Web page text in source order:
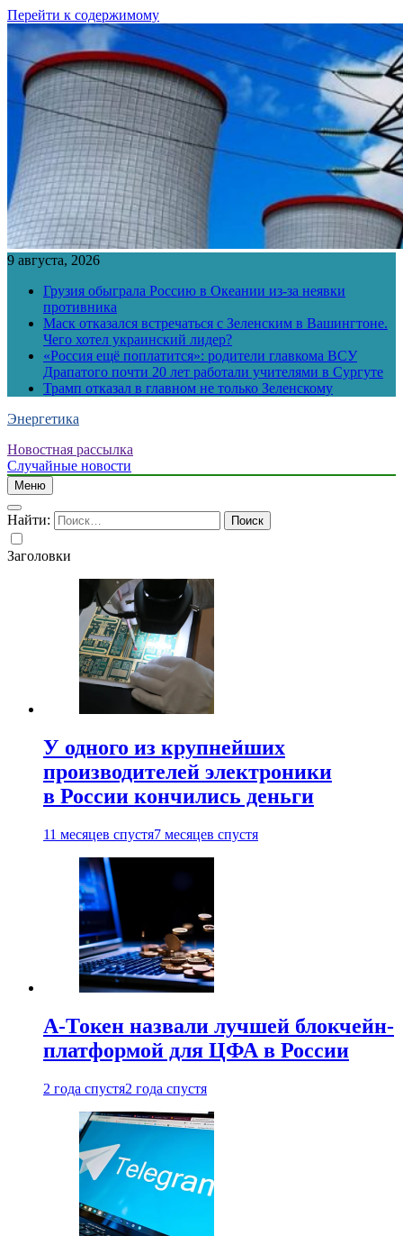
Перейти к содержимому
9 августа, 2026
Грузия обыграла Россию в Океании из-за неявки
противника
Маск отказался встречаться с Зеленским в Вашингтоне.
Чего хотел украинский лидер?
«Россия ещё поплатится»: родители главкома ВСУ
Драпатого почти 20 лет работали учителями в Сургуте
Трамп отказал в главном не только Зеленскому
Энергетика
Новостная рассылка
Случайные новости
Меню
Найти:
Заголовки
У одного из крупнейших
производителей электроники
в России кончились деньги
11 месяцев спустя7 месяцев спустя
А-Токен назвали лучшей блокчейн-
платформой для ЦФА в России
2 года спустя2 года спустя